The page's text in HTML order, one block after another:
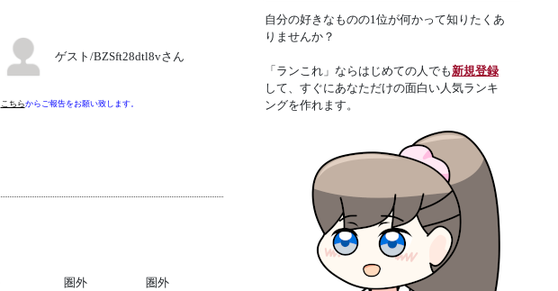
ゲスト/BZSft28dtl8vさん
こちらからご報告をお願い致します。
圏外 圏外
自分の好きなものの1位が何かって知りたくあ
りませんか？
「ランこれ」ならはじめての人でも新規登録
して、すぐにあなただけの面白い人気ランキ
ングを作れます。